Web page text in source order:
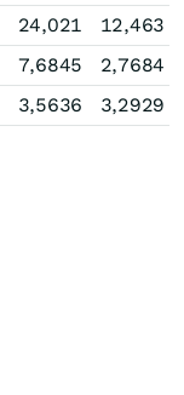
24,021
12,463
7,6845
2,7684
3,5636 3,2929